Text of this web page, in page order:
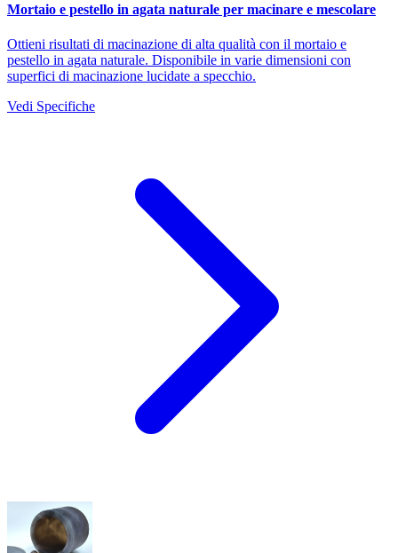
Mortaio e pestello in agata naturale per macinare e mescolare
Ottieni risultati di macinazione di alta qualità con il mortaio e
pestello in agata naturale. Disponibile in varie dimensioni con
superfici di macinazione lucidate a specchio.
Vedi Specifiche